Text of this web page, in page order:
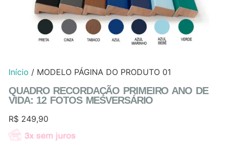
Início / MODELO PÁGINA DO PRODUTO 01
QUADRO RECORDAÇÃO PRIMEIRO ANO DE
VIDA: 12 FOTOS MESVERSÁRIO
R$ 249,90